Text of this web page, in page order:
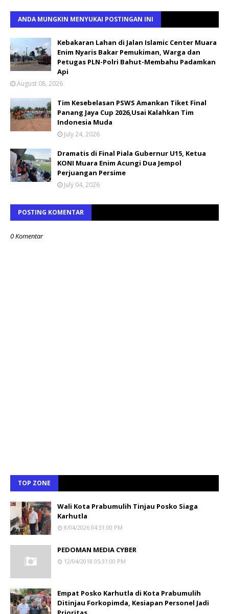
ANDA MUNGKIN MENYUKAI POSTINGAN INI
Kebakaran Lahan di Jalan Islamic Center Muara
Enim Nyaris Bakar Pemukiman, Warga dan
Petugas PLN-Polri Bahut-Membahu Padamkan
Api
August 08, 2026
Tim Kesebelasan PSWS Amankan Tiket Final
Panang Jaya Cup 2026,Usai Kalahkan Tim
Indonesia Muda
July 24, 2026
Dramatis di Final Piala Gubernur U15, Ketua
KONI Muara Enim Acungi Dua Jempol
Perjuangan Persime
July 04, 2026
POSTING KOMENTAR
0 Komentar
TOP ZONE
Wali Kota Prabumulih Tinjau Posko Siaga
Karhutla
8/04/2026 04:31:00 PM
PEDOMAN MEDIA CYBER
12/04/2018 05:31:00 PM
Empat Posko Karhutla di Kota Prabumulih
Ditinjau Forkopimda, Kesiapan Personel Jadi